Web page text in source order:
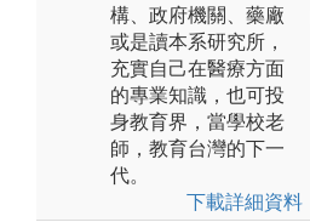
構、政府機關、藥廠
或是讀本系研究所，
充實自己在醫療方面
的專業知識，也可投
身教育界，當學校老
師，教育台灣的下一
代。
下載詳細資料